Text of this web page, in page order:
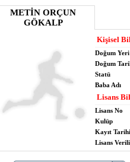
METİN ORÇUN
GÖKALP
Kişisel
Doğum Yeri
Doğum
Statü
Baba Adı
Lisans
Lisans No
Kulüp
Kayıt Tarihi
Lisans